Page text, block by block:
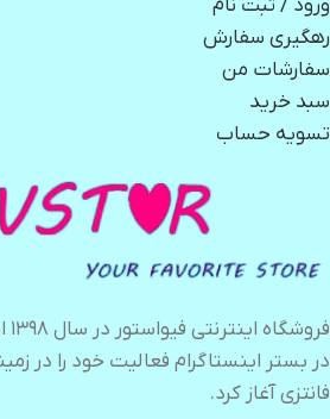
ورود / ثبت نام
رهگیری سفارش
سفارشات من
سبد خرید
تسویه حساب
در بستر اینستاگرام فعالیت خود را در
فانتزی آغاز کرد.